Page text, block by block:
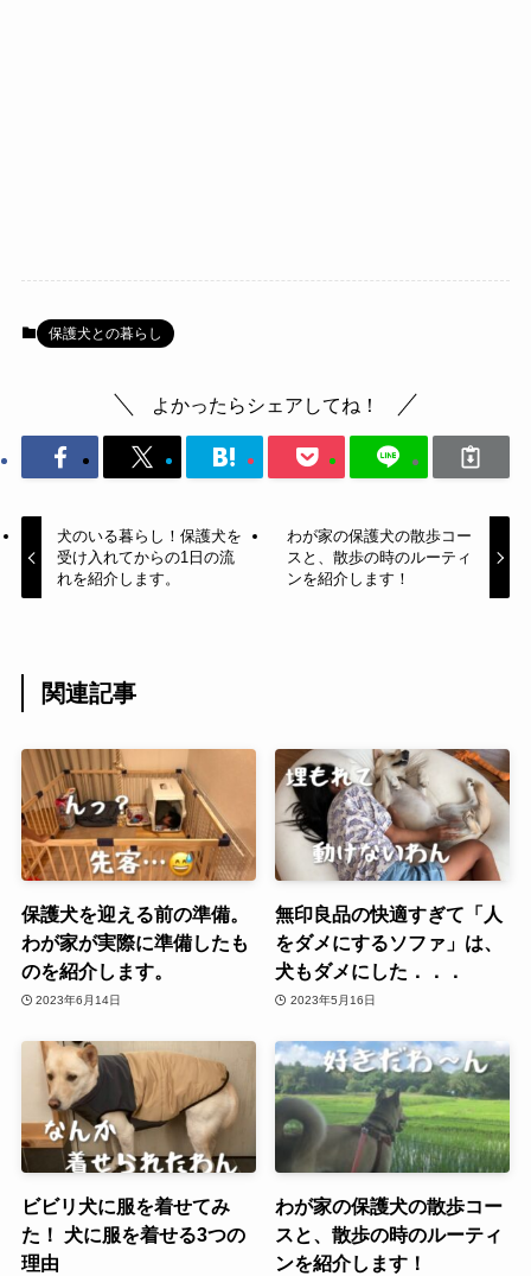
保護犬との暮らし
よかったらシェアしてね！
犬のいる暮らし！保護犬を
受け入れてからの1日の流
れを紹介します。
わが家の保護犬の散歩コー
スと、散歩の時のルーティ
ンを紹介します！
関連記事
保護犬を迎える前の準備。
わが家が実際に準備したも
のを紹介します。
2023年6月14日
無印良品の快適すぎて「人
をダメにするソファ」は、
犬もダメにした．．．
2023年5月16日
ビビリ犬に服を着せてみ
た！ 犬に服を着せる3つの
理由
わが家の保護犬の散歩コー
スと、散歩の時のルーティ
ンを紹介します！